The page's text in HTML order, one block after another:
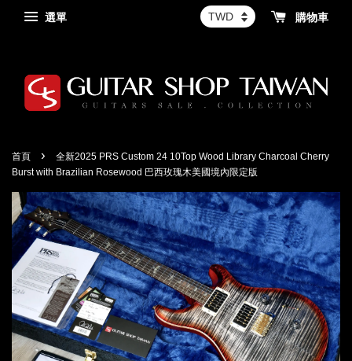
選單 購物車
首頁 ›
全新2025 PRS Custom 24 10Top Wood Library Charcoal Cherry
Burst with Brazilian Rosewood 巴西玫瑰木美國境內限定版